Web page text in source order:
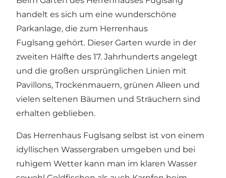
handelt es sich um eine wunderschöne
Parkanlage, die zum Herrenhaus
Fuglsang gehört. Dieser Garten wurde in der
zweiten Hälfte des 17. Jahrhunderts angelegt
und die großen ursprünglichen Linien mit
Pavillons, Trockenmauern, grünen Alleen und
vielen seltenen Bäumen und Sträuchern sind
erhalten geblieben.
Das Herrenhaus Fuglsang selbst ist von einem
idyllischen Wassergraben umgeben und bei
ruhigem Wetter kann man im klaren Wasser